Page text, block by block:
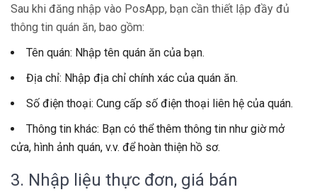
Sau khi đăng nhập vào PosApp, bạn cần thiết lập đầy đủ
thông tin quán ăn, bao gồm:
Tên quán: Nhập tên quán ăn của bạn.
Địa chỉ: Nhập địa chỉ chính xác của quán ăn.
Số điện thoại: Cung cấp số điện thoại liên hệ của quán.
Thông tin khác: Bạn có thể thêm thông tin như giờ mở
cửa, hình ảnh quán, v.v. để hoàn thiện hồ sơ.
3. Nhập liệu thực đơn, giá bán